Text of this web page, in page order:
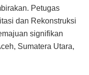
Petugas
dan Rekonstruksi
signifikan
Sumatera Utara,